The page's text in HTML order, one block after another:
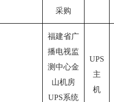
采购
福建省广
播电视监
测中心金
山机房
UPS系统
UPS
主
机